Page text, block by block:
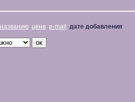
названию цене e-mail дате добавления